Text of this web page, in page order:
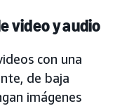
video y audio
con una
de baja
imágenes